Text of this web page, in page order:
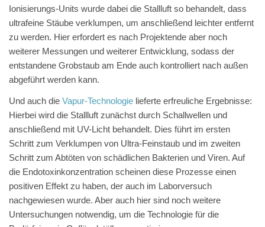
Ionisierungs-Units wurde dabei die Stallluft so behandelt, dass
ultrafeine Stäube verklumpen, um anschließend leichter entfernt
zu werden. Hier erfordert es nach Projektende aber noch
weiterer Messungen und weiterer Entwicklung, sodass der
entstandene Grobstaub am Ende auch kontrolliert nach außen
abgeführt werden kann.
Und auch die Vapur-Technologie lieferte erfreuliche Ergebnisse:
Hierbei wird die Stallluft zunächst durch Schallwellen und
anschließend mit UV-Licht behandelt. Dies führt im ersten
Schritt zum Verklumpen von Ultra-Feinstaub und im zweiten
Schritt zum Abtöten von schädlichen Bakterien und Viren. Auf
die Endotoxinkonzentration scheinen diese Prozesse einen
positiven Effekt zu haben, der auch im Laborversuch
nachgewiesen wurde. Aber auch hier sind noch weitere
Untersuchungen notwendig, um die Technologie für die